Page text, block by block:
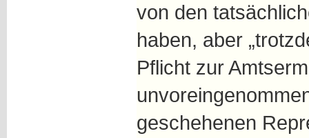
von den
haben, aber
Pflicht zur
geschehenen